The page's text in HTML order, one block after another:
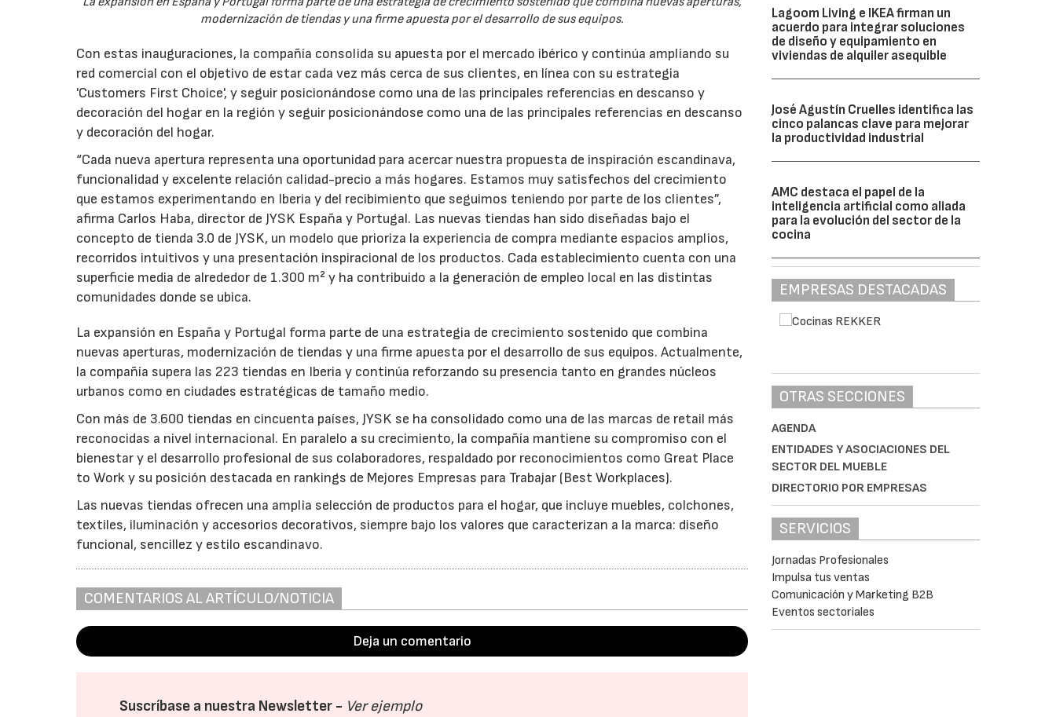
modernización de tiendas y una firme apuesta por el desarrollo de sus equipos.
Con estas inauguraciones, la compañía consolida su apuesta por el mercado ibérico y continúa ampliando su
red comercial con el objetivo de estar cada vez más cerca de sus clientes, en línea con su estrategia
'Customers First Choice', y seguir posicionándose como una de las principales referencias en descanso y
decoración del hogar en la región y seguir posicionándose como una de las principales referencias en descanso
y decoración del hogar.
“Cada nueva apertura representa una oportunidad para acercar nuestra propuesta de inspiración escandinava,
funcionalidad y excelente relación calidad-precio a más hogares. Estamos muy satisfechos del crecimiento
que estamos experimentando en Iberia y del recibimiento que seguimos teniendo por parte de los clientes”,
afirma Carlos Haba, director de JYSK España y Portugal. Las nuevas tiendas han sido diseñadas bajo el
concepto de tienda 3.0 de JYSK, un modelo que prioriza la experiencia de compra mediante espacios amplios,
recorridos intuitivos y una presentación inspiracional de los productos. Cada establecimiento cuenta con una
superficie media de alrededor de 1.300 m² y ha contribuido a la generación de empleo local en las distintas
comunidades donde se ubica.
La expansión en España y Portugal forma parte de una estrategia de crecimiento sostenido que combina
nuevas aperturas, modernización de tiendas y una firme apuesta por el desarrollo de sus equipos. Actualmente,
la compañía supera las 223 tiendas en Iberia y continúa reforzando su presencia tanto en grandes núcleos
urbanos como en ciudades estratégicas de tamaño medio.
Con más de 3.600 tiendas en cincuenta países, JYSK se ha consolidado como una de las marcas de retail más
reconocidas a nivel internacional. En paralelo a su crecimiento, la compañía mantiene su compromiso con el
bienestar y el desarrollo profesional de sus colaboradores, respaldado por reconocimientos como Great Place
to Work y su posición destacada en rankings de Mejores Empresas para Trabajar (Best Workplaces).
Las nuevas tiendas ofrecen una amplia selección de productos para el hogar, que incluye muebles, colchones,
textiles, iluminación y accesorios decorativos, siempre bajo los valores que caracterizan a la marca: diseño
funcional, sencillez y estilo escandinavo.
COMENTARIOS AL ARTÍCULO/NOTICIA
Deja un comentario
Suscríbase a nuestra Newsletter - Ver ejemplo
Lagoom Living e IKEA firman un
acuerdo para integrar soluciones
de diseño y equipamiento en
viviendas de alquiler asequible
José Agustín Cruelles identifica las
cinco palancas clave para mejorar
la productividad industrial
AMC destaca el papel de la
inteligencia artificial como aliada
para la evolución del sector de la
cocina
EMPRESAS DESTACADAS
OTRAS SECCIONES
AGENDA
ENTIDADES Y ASOCIACIONES DEL
SECTOR DEL MUEBLE
DIRECTORIO POR EMPRESAS
SERVICIOS
Jornadas Profesionales
Impulsa tus ventas
Comunicación y Marketing B2B
Eventos sectoriales